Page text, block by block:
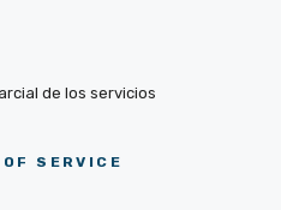
de los servicios
SERVICE